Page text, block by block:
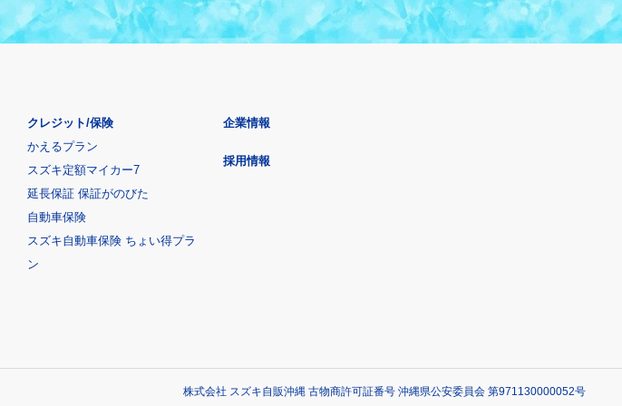
クレジット/保険
かえるプラン
スズキ定額マイカー7
延長保証 保証がのびた
自動車保険
スズキ自動車保険 ちょい得プラ
ン
企業情報
採用情報
株式会社 スズキ自販沖縄 古物商許可証番号 沖縄県公安委員会 第971130000052号